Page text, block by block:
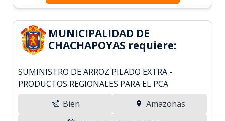
MUNICIPALIDAD DE
CHACHAPOYAS requiere:
SUMINISTRO DE ARROZ PILADO EXTRA -
PRODUCTOS REGIONALES PARA EL PCA
Bien
Amazonas